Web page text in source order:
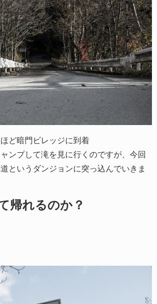
ど暗門ビレッジに到着
ンプして滝を見に行くのですが、今回
というダンジョンに突っ込んでいきま
帰れるのか？